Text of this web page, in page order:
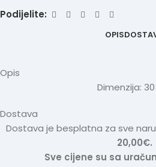
Podijelite:
OPIS
Opis
Dimenzija:
Dostava
Dostava je besplatna za sve
20,00€.
Sve cijene su sa